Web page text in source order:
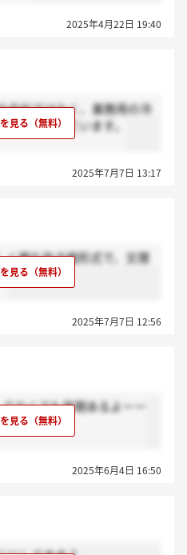
2025年4月22日 19:40
会社ではなく、業務用の冷
おこなっています。
2025年7月7日 13:17
勝ち抜き戦形式で、文理
2025年7月7日 12:56
なくても早期あるよーー
2025年6月4日 16:50